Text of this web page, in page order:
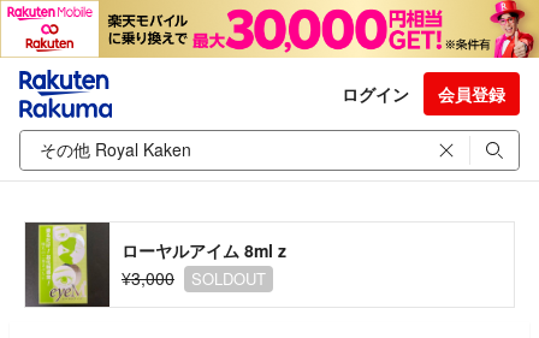
ログイン 会員登録
ローヤルアイム 8ml z
¥3,000
SOLDOUT